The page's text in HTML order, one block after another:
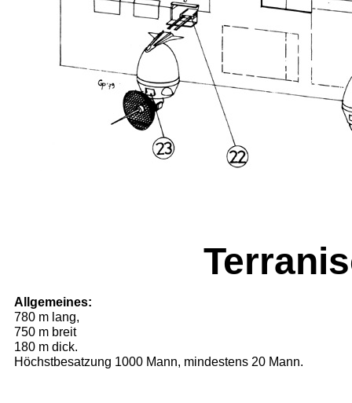
Allgemeines:
780 m lang,
750 m breit
180 m dick.
Höchstbesatzung 1000 Mann, mindestens 20 Mann.